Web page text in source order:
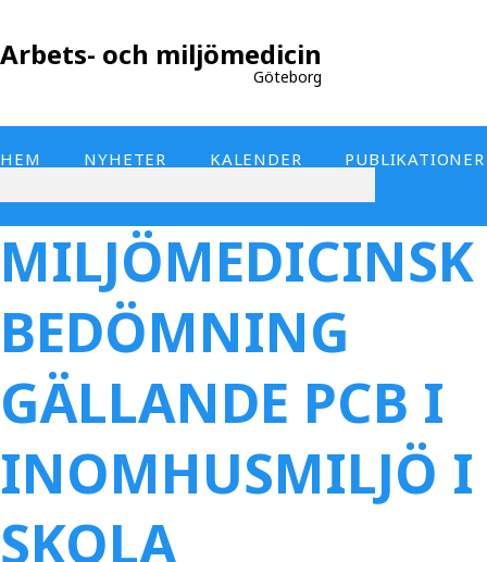
Arbets- och miljömedicin
Göteborg
HEM NYHETER KALENDER PUBLIKATIONER
MILJÖMEDICINSK
BEDÖMNING
GÄLLANDE PCB I
INOMHUSMILJÖ I
SKOLA